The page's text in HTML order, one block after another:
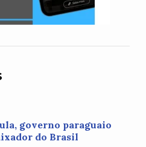
governo paraguaio
do Brasil